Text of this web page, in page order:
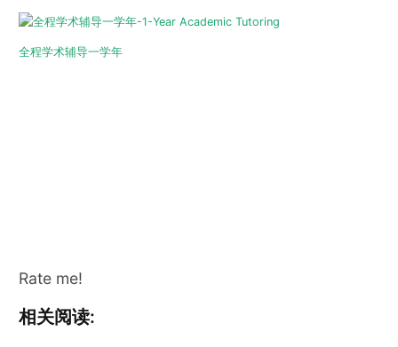
全程学术辅导一学年
Rate me!
相关阅读: